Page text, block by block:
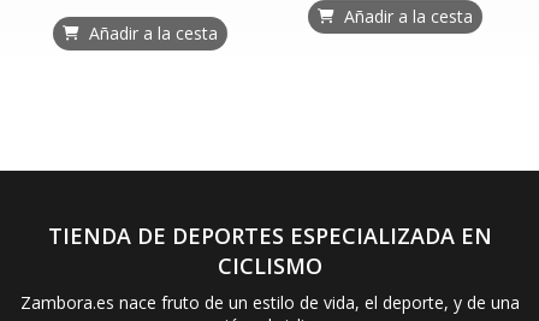
Añadir a la cesta
Añadir a la cesta
TIENDA DE DEPORTES ESPECIALIZADA EN
CICLISMO
Zambora.es nace fruto de un estilo de vida, el deporte, y de una